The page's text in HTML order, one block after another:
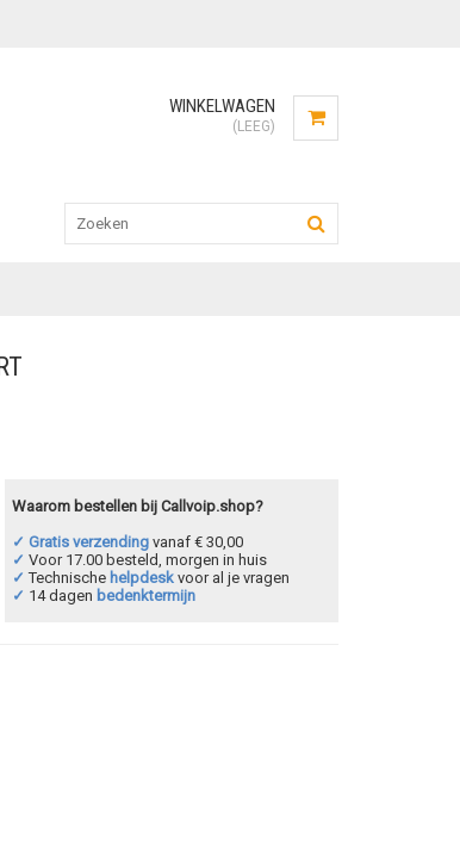
WINKELWAGEN
(LEEG)
Waarom bestellen bij Callvoip.shop?
✓ Gratis verzending vanaf € 30,00
✓ Voor 17.00 besteld, morgen in huis
✓ Technische helpdesk voor al je vragen
✓ 14 dagen bedenktermijn